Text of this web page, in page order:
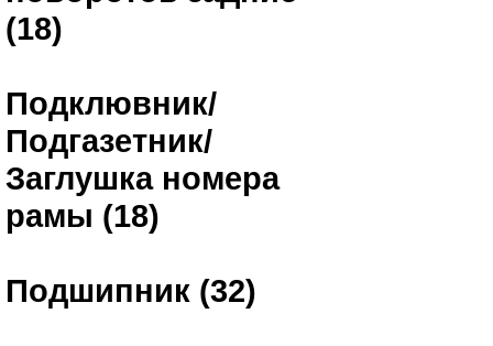
(18)
Подклювник/
Подгазетник/
Заглушка номера
рамы (18)
Подшипник (32)